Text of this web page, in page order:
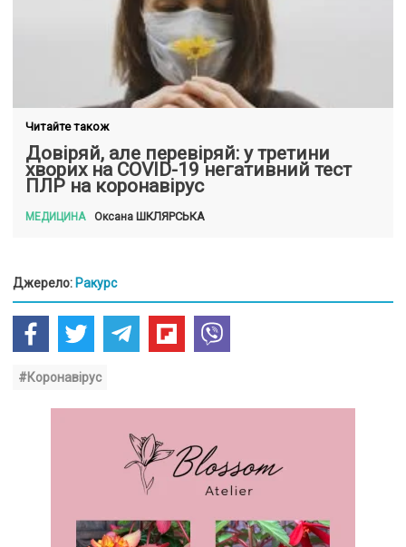
Читайте також
Довіряй, але перевіряй: у третини
хворих на COVID-19 негативний тест
ПЛР на коронавірус
МЕДИЦИНА Оксана ШКЛЯРСЬКА
Джерело: Ракурс
#Коронавірус